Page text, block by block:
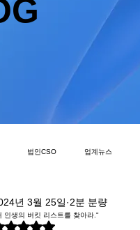
법인CSO 업계뉴스
인생의 버킷 리스트를 찾아라."
년 3월 25일 2분 분량
별점 5점 중 NaN점을 주었습니다.